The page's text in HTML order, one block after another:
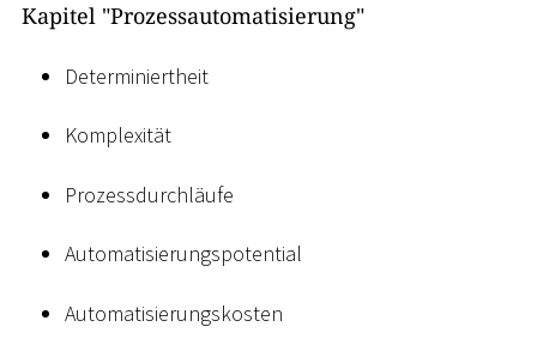
Kapitel "Prozessautomatisierung"
Determiniertheit
Komplexität
Prozessdurchläufe
Automatisierungspotential
Automatisierungskosten